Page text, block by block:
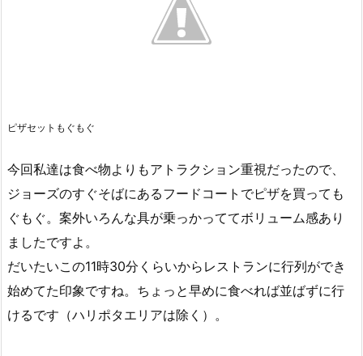
ピザセットもぐもぐ
今回私達は食べ物よりもアトラクション重視だったので、
ジョーズのすぐそばにあるフードコートでピザを買っても
ぐもぐ。案外いろんな具が乗っかっててボリューム感あり
ましたですよ。
だいたいこの11時30分くらいからレストランに行列ができ
始めてた印象ですね。ちょっと早めに食べれば並ばずに行
けるです（ハリポタエリアは除く）。